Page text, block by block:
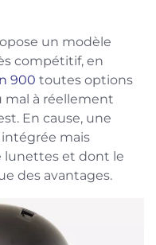
un modèle
compétitif, en
900 toutes options
mal à réellement
En cause, une
mais
lunettes et dont le
des avantages.